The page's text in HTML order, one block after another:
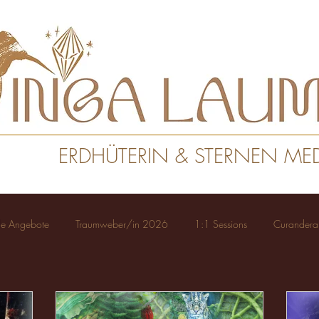
ERDHÜTERIN & STERNEN
Angebote Traumweber/in 2026 1:1 Sessions